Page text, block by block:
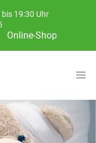
19:30 Uhr
Online-Shop